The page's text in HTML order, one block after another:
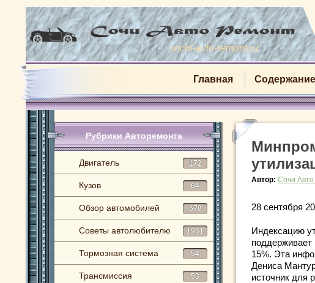
sochi-avto-remont.ru
Главная Содержание
Рубрики Авторемонта
Двигатель 172
Кузов 64
Обзор автомобилей 678
Советы автолюбителю 1931
Тормозная система 54
Трансмиссия 53
Автор: Сочи
28 сентября
Индексацию
поддерживает
15%. Эта
Дениса
источник для